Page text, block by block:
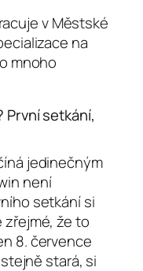
v Městské
na
mnoho
První setkání,
jedinečným
není
setkání si
zřejmé, že to
8. července
stejně stará, si